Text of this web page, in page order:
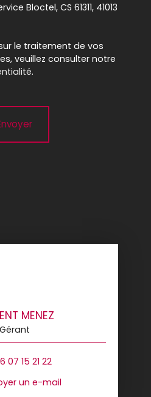
Bloctel, CS 61311, 41013
le traitement de vos
veuillez consulter notre
.
MENEZ
Gérant
07 15 21 22
un e-mail